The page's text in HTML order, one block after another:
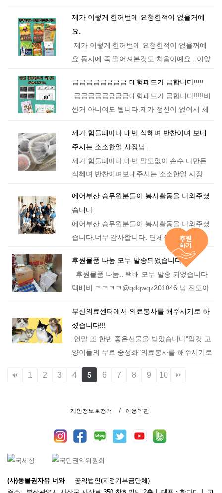
소는 나도 하기싫다..무릎 발목 손가락 관절까
지 이젠 아프다..근데, 딱 …
제가 이렇게 한꺼번에 요청한적이 없을거예
요.
제가 이렇게 한꺼번에 요청한적이 없을꺼예
요.동시에 뚝 떨어져본것도 처음이예요...이앞
아서요청없이 잘 버텼거든요.사조 사료가 알
갱이가 작아서 작은아이들 큰아이들 다…
급급급급급급급급 대형패드가 급합니다!!!!!
급급급급급급급급대형패드가 급합니다!!!!!비
싼거 아니여도 됩니다.제가 정신이 없어서 체
니다.일반패드는 저희가 깔지못하고 닦는용으
로 써야합니다.보내실때 꼭 받는사람에…
제가 힘들때마다 매번 식혜며 반찬이며 보내
주시는 소소한얼 사장님..
제가 힘들때마다,매번 말도없이 손수 다만든
식혜며 반찬이며보내주시는 소소한얼 사장
인것도 모르고 보내셨을텐데..링고 일로 밥잘
챙겨 먹으라고 보내주셨는데,생…
에어부산 승무원분들이 봉사활동을 나와주셨
습니다.
에어부산 승무원분들이 봉사활동을 나와주셨
습니다.너무 감사합니다. 단체설립전 인연이
이렇게 또 계속 이어져서반가운 얼굴도 보고
좋은일에 다시 만나게되어너무 반갑고, 고마
워요~ 너무 이쁘신만큼 이쁜 마…
후원물품 나눔 모두 발송되었습니다!!
후원물품 나눔.. 택배 모두 발송 되었습니다
택배비 ㅋㅋㅋㅋ@qdqwqz201046 님 진도아
랑 샴푸하네스 작은게 많이가면좋은데..…
부산의료센터에서 의료봉사를 해주시기로 하
셨습니다!!!
연말 또 한번 좋은선물을 받았습니다"암컷 고
양이들의 무료 중성화"의료봉사를 해주시기로
하셨습니다 ​ 저희가 이번 몇달동안 구조와 치
료로 너무 많은 비용이 의료비로 지출되면서
1 2 3 4 5 6 7 8 9 10
개인정보호정책 이용약관
(사)동물권자유 너와
공익법인(지정기부금단체)